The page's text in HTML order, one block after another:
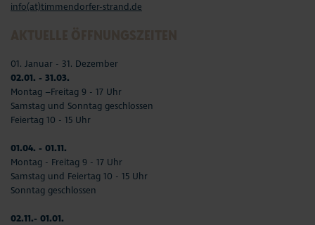
info(at)timmendorfer-strand.de
01. Januar - 31. Dezember
02.01. - 31.03.
Montag –Freitag 9 - 17 Uhr
Samstag und Sonntag geschlossen
Feiertag 10 - 15 Uhr
01.04. - 01.11.
Montag - Freitag 9 - 17 Uhr
Samstag und Feiertag 10 - 15 Uhr
Sonntag geschlossen
02.11.- 01.01.